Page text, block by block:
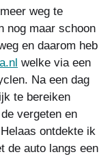
weg te
nog maar schoon
en daarom heb
welke via een
Na een dag
te bereiken
vergeten en
ontdekte ik
de auto langs een